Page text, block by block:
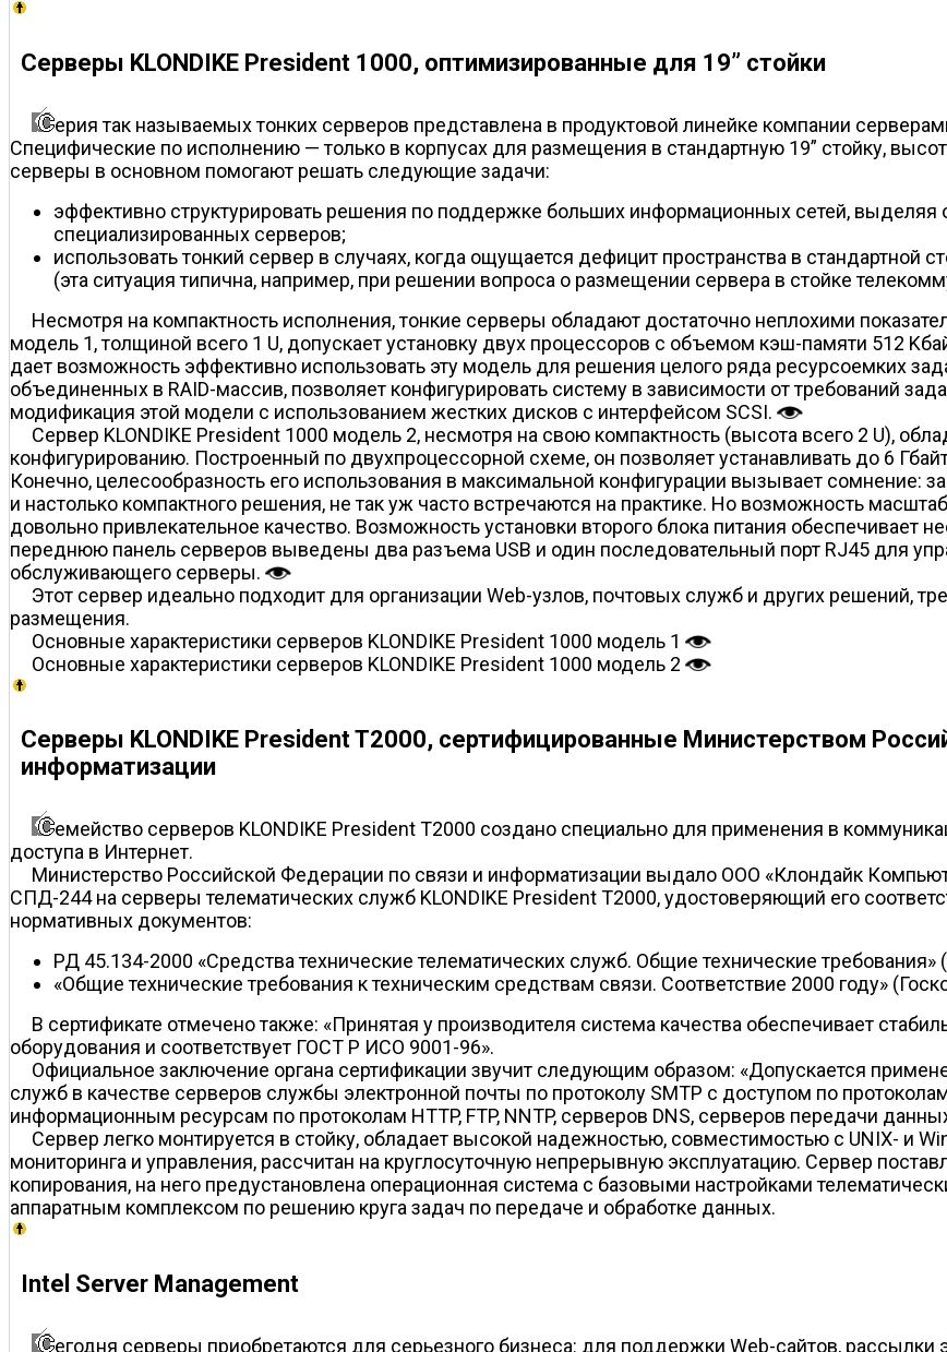
Серверы KLONDIKE President 1000, оптимизированные для 19” стойки
ерия так называемых тонких серверов представлена в продуктовой линейке компании
Специфические по исполнению — только в корпусах для размещения в стандартную 19” стойку,
серверы в основном помогают решать следующие задачи:
эффективно структурировать решения по поддержке больших информационных сетей, выделяя
специализированных серверов;
использовать тонкий сервер в случаях, когда ощущается дефицит пространства в стандартной
(эта ситуация типична, например, при решении вопроса о размещении сервера в стойке
Несмотря на компактность исполнения, тонкие серверы обладают достаточно неплохими
модель 1, толщиной всего 1 U, допускает установку двух процессоров с объемом кэш-памяти 512
дает возможность эффективно использовать эту модель для решения целого ряда ресурсоемких
объединенных в RAID-массив, позволяет конфигурировать систему в зависимости от требований
модификация этой модели с использованием жестких дисков с интерфейсом SCSI.
Сервер KLONDIKE President 1000 модель 2, несмотря на свою компактность (высота всего 2 U),
конфигурированию. Построенный по двухпроцессорной схеме, он позволяет устанавливать до 6
Конечно, целесообразность его использования в максимальной конфигурации вызывает сомнение:
и настолько компактного решения, не так уж часто встречаются на практике. Но возможность
довольно привлекательное качество. Возможность установки второго блока питания обеспечивает
переднюю панель серверов выведены два разъема USB и один последовательный порт RJ45 для
обслуживающего серверы.
Этот сервер идеально подходит для организации Web-узлов, почтовых служб и других решений,
размещения.
Основные характеристики серверов KLONDIKE President 1000 модель 1
Основные характеристики серверов KLONDIKE President 1000 модель 2
Серверы KLONDIKE President T2000, сертифицированные Министерством
информатизации
емейство серверов KLONDIKE President T2000 создано специально для применения в
доступа в Интернет.
Министерство Российской Федерации по связи и информатизации выдало ООО «Клондайк
СПД-244 на серверы телематических служб KLONDIKE President T2000, удостоверяющий его
нормативных документов:
РД 45.134-2000 «Средства технические телематических служб. Общие технические
«Общие технические требования к техническим средствам связи. Соответствие 2000 году»
В сертификате отмечено также: «Принятая у производителя система качества обеспечивает
оборудования и соответствует ГОСТ Р ИСО 9001-96».
Официальное заключение органа сертификации звучит следующим образом: «Допускается
служб в качестве серверов службы электронной почты по протоколу SMTP с доступом по
информационным ресурсам по протоколам HTTP, FTP, NNTP, серверов DNS, серверов передачи
Сервер легко монтируется в стойку, обладает высокой надежностью, совместимостью с UNIX- и
мониторинга и управления, рассчитан на круглосуточную непрерывную эксплуатацию. Сервер
копирования, на него предустановлена операционная система с базовыми настройками
аппаратным комплексом по решению круга задач по передаче и обработке данных.
Intel Server Management
егодня серверы приобретаются для серьезного бизнеса: для поддержки Web-сайтов,